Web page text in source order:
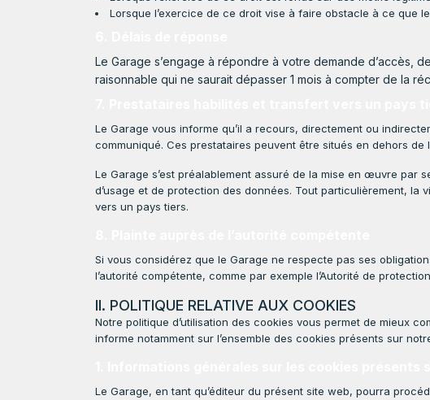
Lorsque l’exercice de ce droit vise à faire obstacle à ce que
Le Garage s’engage à répondre à votre demande d’accès,
raisonnable qui ne saurait dépasser 1 mois à compter de la
Le Garage vous informe qu’il a recours, directement ou
communiqué. Ces prestataires peuvent être situés en dehors
Le Garage s’est préalablement assuré de la mise en œuvre
d’usage et de protection des données. Tout particulièrement, la
vers un pays tiers.
Si vous considérez que le Garage ne respecte pas ses
l’autorité compétente, comme par exemple l’Autorité de
II. POLITIQUE RELATIVE AUX COOKIES
Notre politique d’utilisation des cookies vous permet de mieux
informe notamment sur l’ensemble des cookies présents sur
Le Garage, en tant qu’éditeur du présent site web, pourra